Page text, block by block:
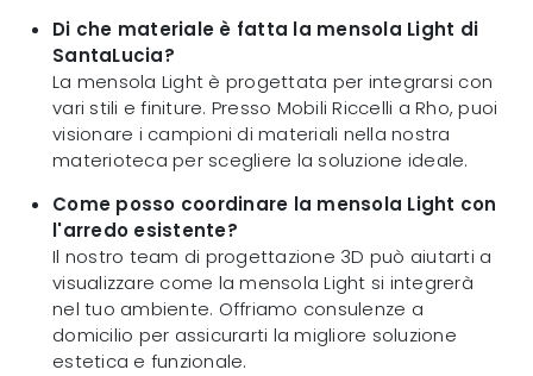
Di che materiale è fatta la mensola Light di
SantaLucia?
La mensola Light è progettata per integrarsi con
vari stili e finiture. Presso Mobili Riccelli a Rho, puoi
visionare i campioni di materiali nella nostra
materioteca per scegliere la soluzione ideale.
Come posso coordinare la mensola Light con
l'arredo esistente?
Il nostro team di progettazione 3D può aiutarti a
visualizzare come la mensola Light si integrerà
nel tuo ambiente. Offriamo consulenze a
domicilio per assicurarti la migliore soluzione
estetica e funzionale.